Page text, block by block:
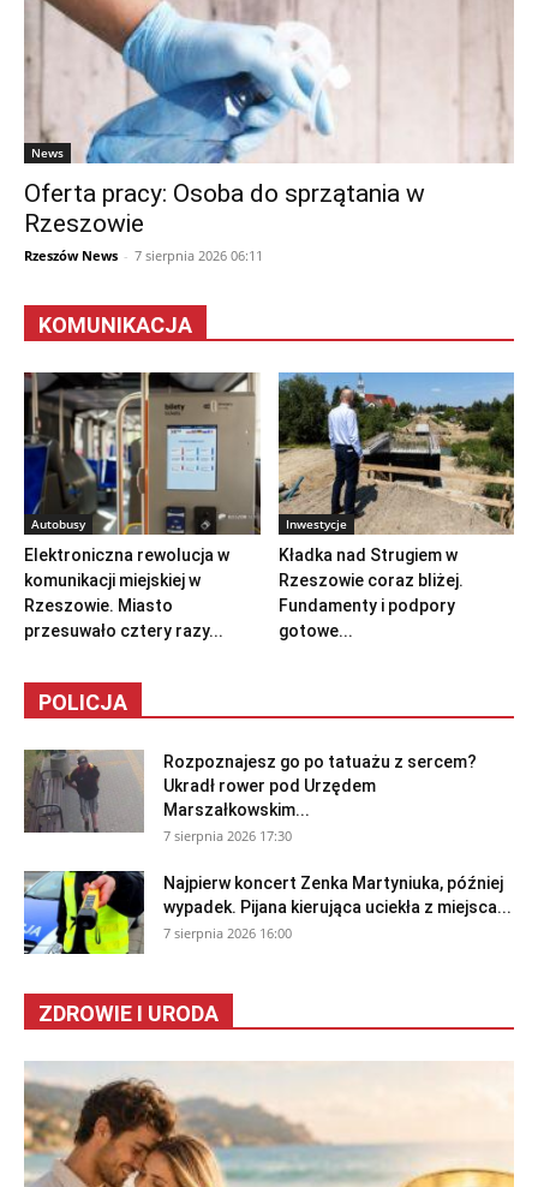
News
Oferta pracy: Osoba do sprzątania w
Rzeszowie
Rzeszów News - 7 sierpnia 2026 06:11
KOMUNIKACJA
Autobusy
Elektroniczna rewolucja w
komunikacji miejskiej w
Rzeszowie. Miasto
przesuwało cztery razy...
Inwestycje
Kładka nad Strugiem w
Rzeszowie coraz bliżej.
Fundamenty i podpory
gotowe...
POLICJA
Rozpoznajesz go po tatuażu z sercem?
Ukradł rower pod Urzędem
Marszałkowskim...
7 sierpnia 2026 17:30
Najpierw koncert Zenka Martyniuka, później
wypadek. Pijana kierująca uciekła z miejsca...
7 sierpnia 2026 16:00
ZDROWIE I URODA